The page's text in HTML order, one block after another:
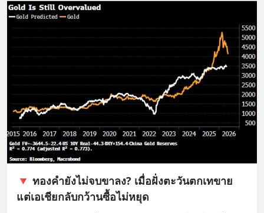
🔻 ทองคำยังไม่จบขาลง? เมื่อฝั่งตะวันตกเทขาย
แต่เอเชียกลับกว้านซื้อไม่หยุด